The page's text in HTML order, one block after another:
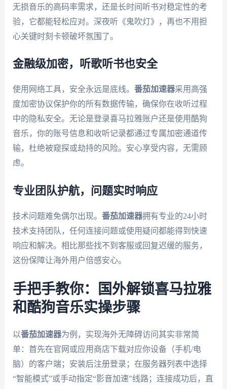
无损音乐的高码率需求，还是长时间听书对稳定性的考
验，它都能轻松应对。深夜听《鬼吹灯》，再也不用担
心关键时刻卡顿破坏氛围了。
金融级加密，听歌听书也安全
使用网络工具，安全永远是底线。 番茄加速器采用高强
度加密协议保护你的所有数据传输，确保你在收听过程
中的隐私安全。无论是登录喜马拉雅账户还是使用酷狗
音乐，你的账号信息和收听记录都通过专属加密通道传
输，杜绝被窥探或劫持的风险。安心享受内容，无需顾
虑。
专业团队护航，问题实时响应
技术问题难免偶尔出现。 番茄加速器拥有专业的24小时
技术支持团队，任何连接问题或使用疑问都能得到快速
响应和解决。相比那些找不到客服或回复迟缓的服务，
这份保障让海外用户倍感安心。
手把手教你：国外解锁喜马拉雅
和酷狗音乐实操步骤
以番茄加速器为例，实现海外无障碍访问其实非常简
单：首先在官网或应用商店下载对应你设备（手机/电
脑）的客户端；安装后注册登录；在服务器列表中选择
“智能模式”或手动指定“影音加速”线路；连接成功后，直